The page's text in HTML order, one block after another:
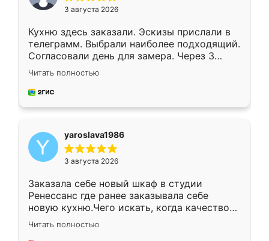
3 августа 2026
Кухню здесь заказали. Эскизы прислали в
телеграмм. Выбрали наиболее подходящий.
Согласовали день для замера. Через 3
недели кухня была уже готова. Остались
довольны работой. Спасибо Ренессанс
мебель за качественную работу!
Читать полностью
yaroslava1986
3 августа 2026
Заказала себе новый шкаф в студии
Ренессанс где ранее заказывала себе
новую кухню.Чего искать, когда качеством
вполне довольна. Служит кухня уже почти
два года, нареканий нет.
Читать полностью